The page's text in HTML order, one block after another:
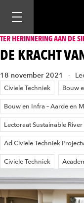
Mobiele navigatie
TER HERINNERING AAN DE
DE KRACHT
18 november 2021
Civiele Techniek Bouw
Bouw en Infra – Aarde en
Lectoraat Sustainable
Ad Civiele Techniek
Civiele Techniek